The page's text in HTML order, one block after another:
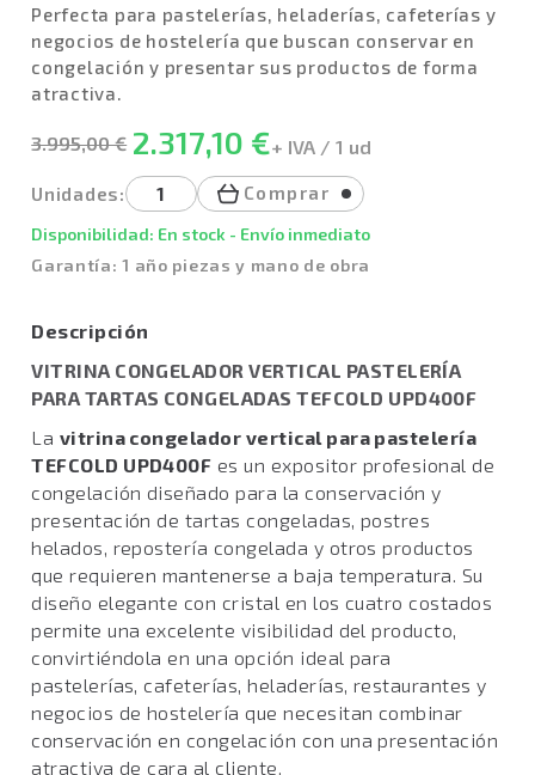
Perfecta para pastelerías, heladerías, cafeterías y
negocios de hostelería que buscan conservar en
congelación y presentar sus productos de forma
atractiva.
3.995,00 € 2.317,10 €+ IVA / 1 ud
Unidades: Comprar
Disponibilidad: En stock - Envío inmediato
Garantía: 1 año piezas y mano de obra
Descripción
VITRINA CONGELADOR VERTICAL PASTELERÍA
PARA TARTAS CONGELADAS TEFCOLD UPD400F
La vitrina congelador vertical para pastelería
TEFCOLD UPD400F es un expositor profesional de
congelación diseñado para la conservación y
presentación de tartas congeladas, postres
helados, repostería congelada y otros productos
que requieren mantenerse a baja temperatura. Su
diseño elegante con cristal en los cuatro costados
permite una excelente visibilidad del producto,
convirtiéndola en una opción ideal para
pastelerías, cafeterías, heladerías, restaurantes y
negocios de hostelería que necesitan combinar
conservación en congelación con una presentación
atractiva de cara al cliente.